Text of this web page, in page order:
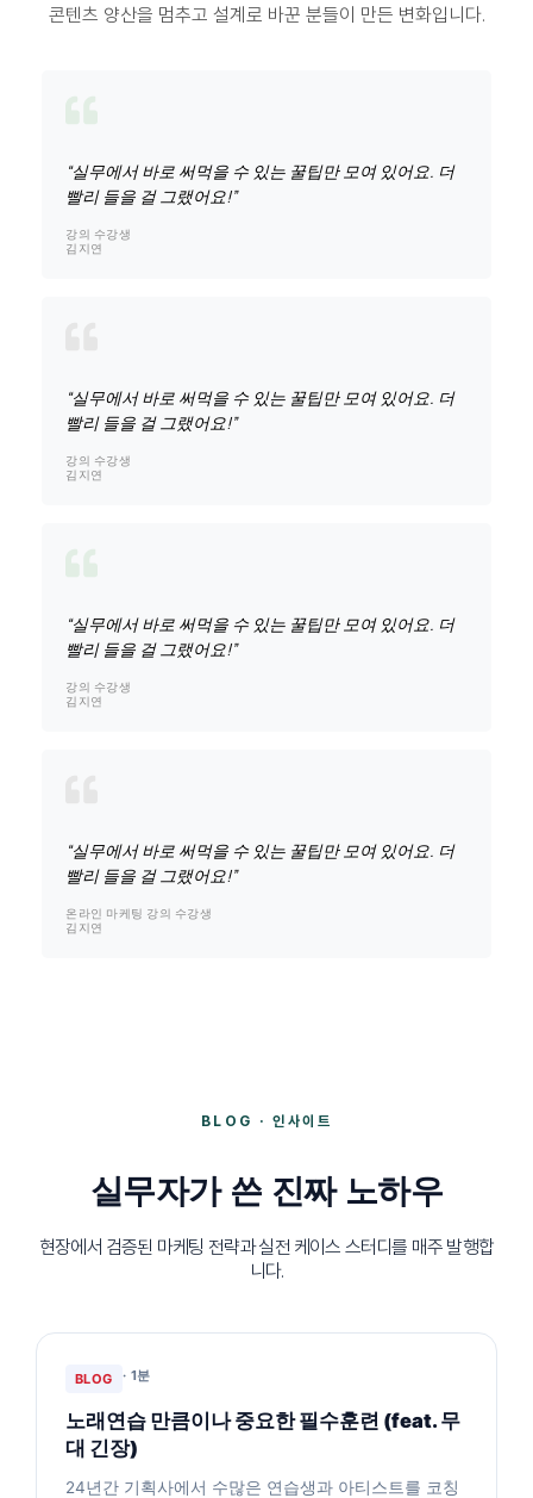
콘텐츠 양산을 멈추고 설계로 바꾼 분들이 만든 변화입니다.
“실무에서 바로 써먹을 수 있는 꿀팁만 모여 있어요. 더
빨리 들을 걸 그랬어요!”
강의 수강생
김지연
“실무에서 바로 써먹을 수 있는 꿀팁만 모여 있어요. 더
빨리 들을 걸 그랬어요!”
강의 수강생
김지연
“실무에서 바로 써먹을 수 있는 꿀팁만 모여 있어요. 더
빨리 들을 걸 그랬어요!”
강의 수강생
김지연
“실무에서 바로 써먹을 수 있는 꿀팁만 모여 있어요. 더
빨리 들을 걸 그랬어요!”
온라인 마케팅 강의 수강생
김지연
BLOG · 인사이트
실무자가 쓴 진짜 노하우
현장에서 검증된 마케팅 전략과 실전 케이스 스터디를 매주 발행합
니다.
BLOG · 1분
노래연습 만큼이나 중요한 필수훈련 (feat. 무
대 긴장)
24년간 기획사에서 수많은 연습생과 아티스트를 코칭